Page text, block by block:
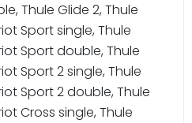
Thule Glide 2, Thule
Sport single, Thule
Sport double, Thule
Sport 2 single, Thule
Sport 2 double, Thule
Cross single, Thule